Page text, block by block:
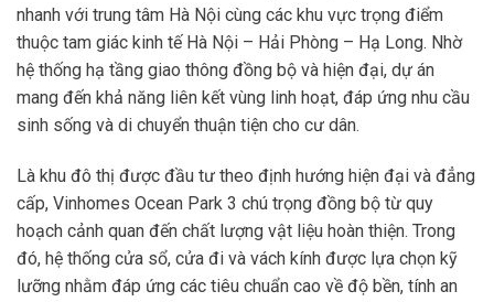
nhanh với trung tâm Hà Nội cùng các khu vực trọng điểm
thuộc tam giác kinh tế Hà Nội – Hải Phòng – Hạ Long. Nhờ
hệ thống hạ tầng giao thông đồng bộ và hiện đại, dự án
mang đến khả năng liên kết vùng linh hoạt, đáp ứng nhu cầu
sinh sống và di chuyển thuận tiện cho cư dân.
Là khu đô thị được đầu tư theo định hướng hiện đại và đẳng
cấp, Vinhomes Ocean Park 3 chú trọng đồng bộ từ quy
hoạch cảnh quan đến chất lượng vật liệu hoàn thiện. Trong
đó, hệ thống cửa sổ, cửa đi và vách kính được lựa chọn kỹ
lưỡng nhằm đáp ứng các tiêu chuẩn cao về độ bền, tính an